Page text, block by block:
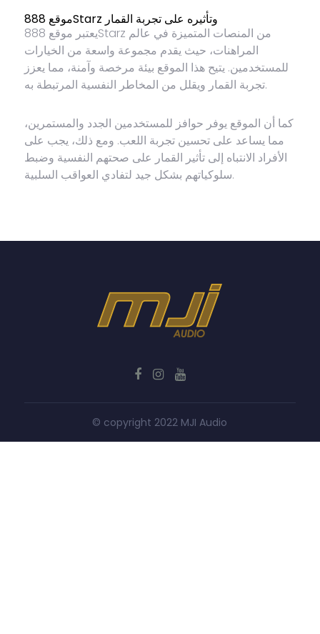
موقع 888Starz وتأثيره على تجربة القمار
يعتبر موقع 888Starz من المنصات المتميزة في عالم
المراهنات، حيث يقدم مجموعة واسعة من الخيارات
للمستخدمين. يتيح هذا الموقع بيئة مرخصة وآمنة، مما يعزز
تجربة القمار ويقلل من المخاطر النفسية المرتبطة به.
كما أن الموقع يوفر حوافز للمستخدمين الجدد والمستمرين،
مما يساعد على تحسين تجربة اللعب. ومع ذلك، يجب على
الأفراد الانتباه إلى تأثير القمار على صحتهم النفسية وضبط
سلوكياتهم بشكل جيد لتفادي العواقب السلبية.
© copyright 2022 MJI Audio